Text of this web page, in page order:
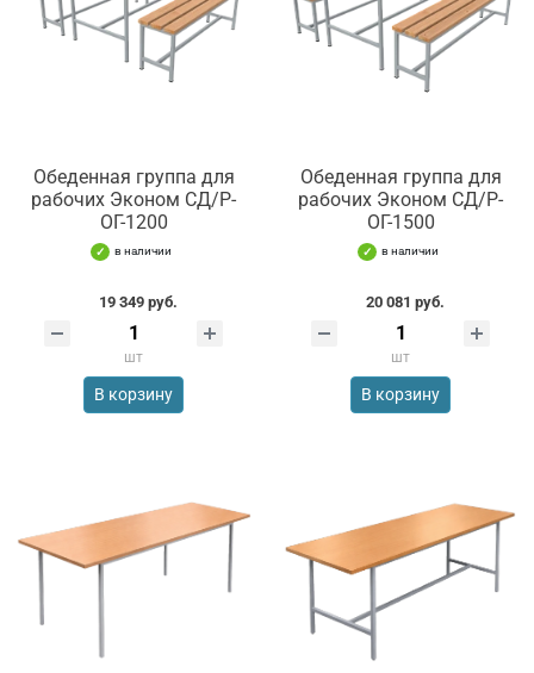
Обеденная группа для
рабочих Эконом СД/Р-
ОГ-1200
в наличии
19 349 руб.
шт
В корзину
Обеденная группа для
рабочих Эконом СД/Р-
ОГ-1500
в наличии
20 081 руб.
шт
В корзину